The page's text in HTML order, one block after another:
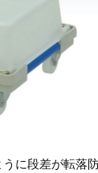
に段差が転落